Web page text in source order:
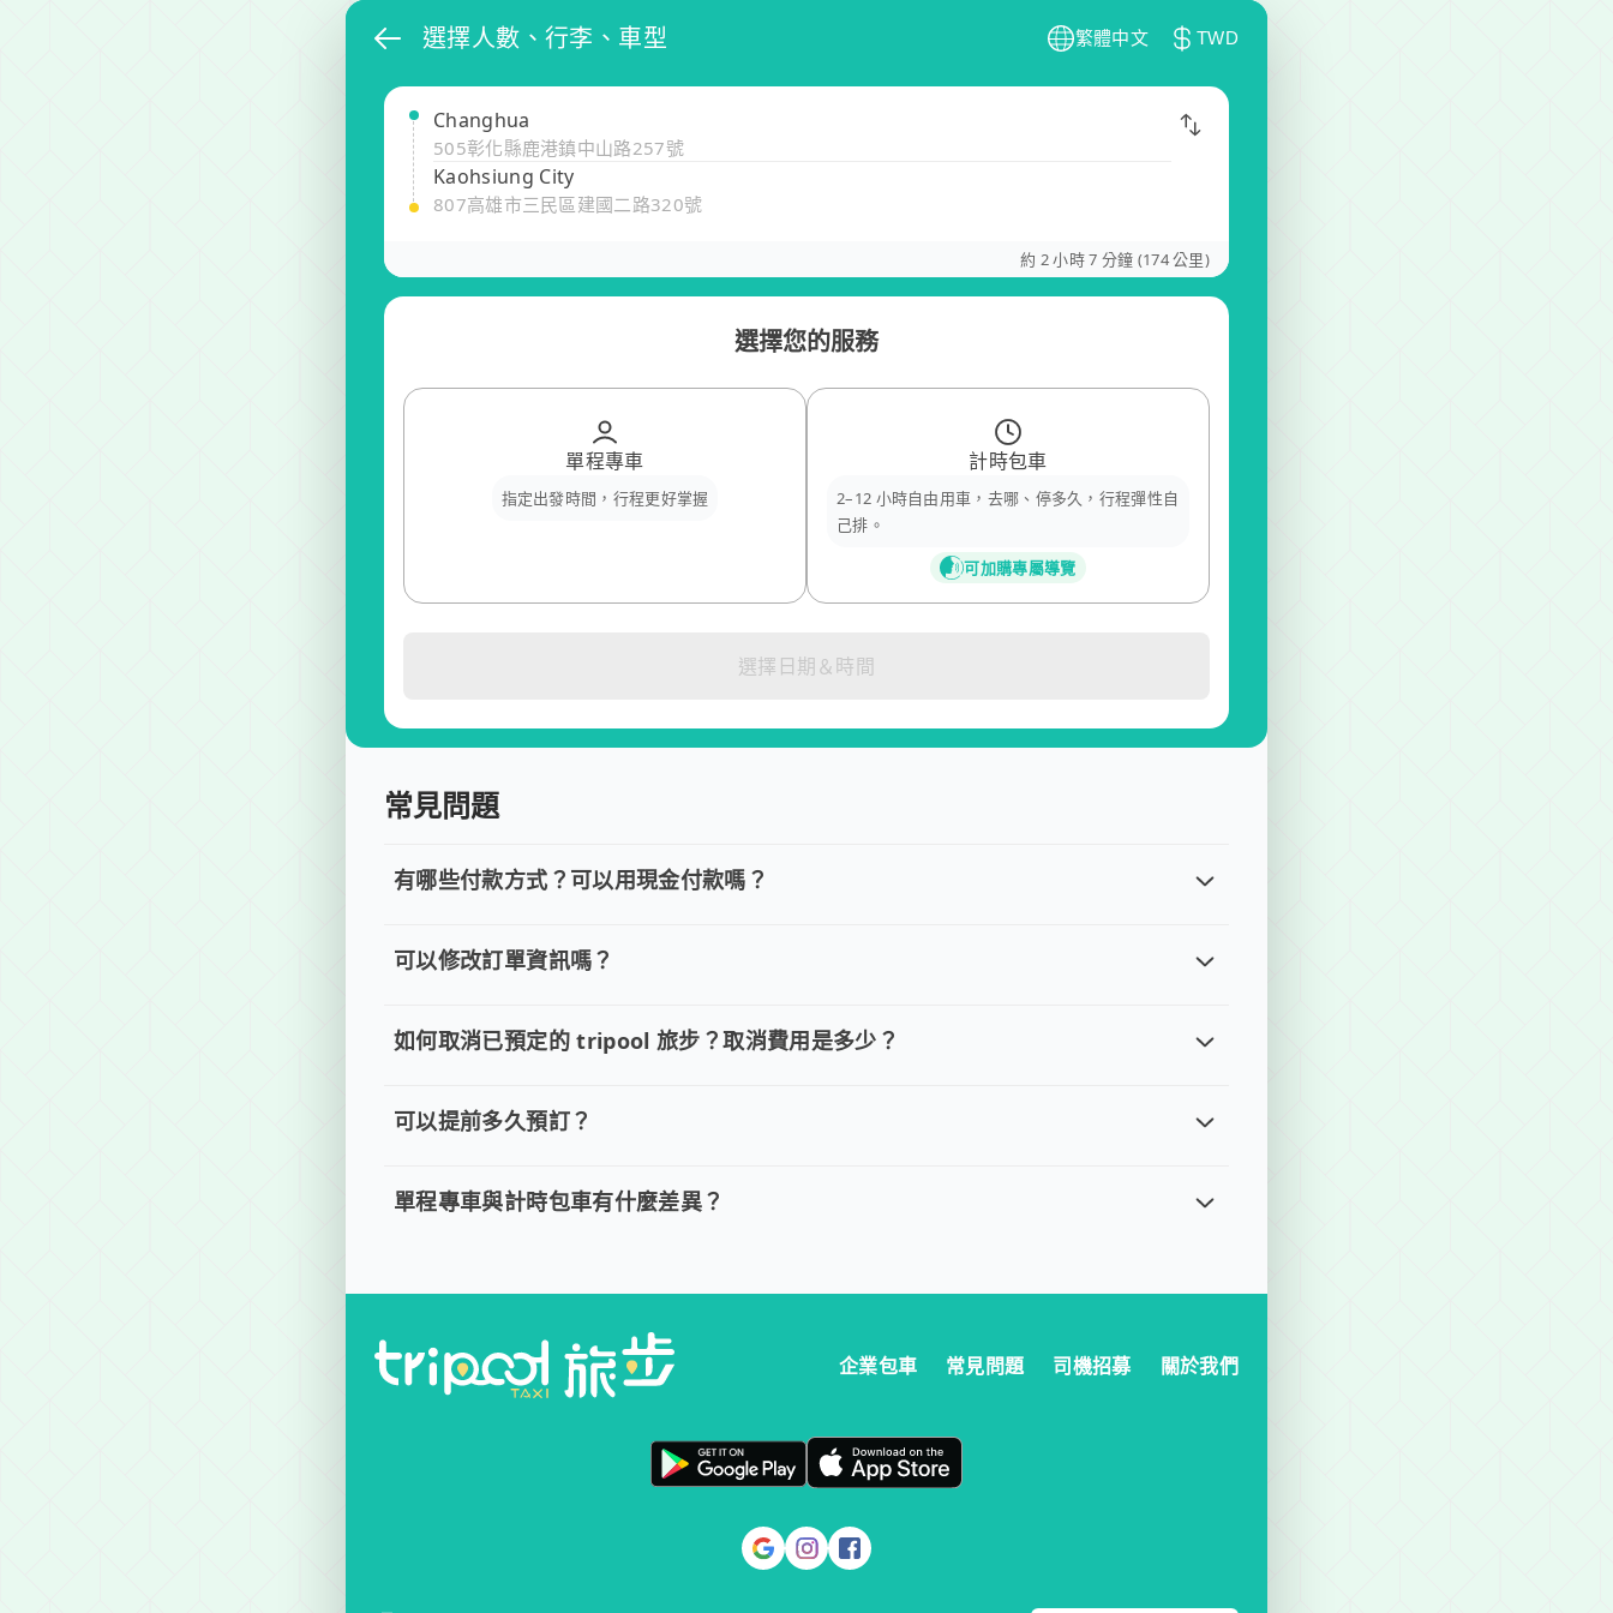
選擇人數、行李、車型 繁體中文 TWD
Changhua
505彰化縣鹿港鎮中山路257號
Kaohsiung City
807高雄市三民區建國二路320號
約 2 小時 7 分鐘 (174 公里)
選擇您的服務
單程專車
指定出發時間，行程更好掌握
計時包車
2–12 小時自由用車，去哪、停多久，行程彈性自
己排。
可加購專屬導覽
選擇日期＆時間
常見問題
有哪些付款方式？可以用現金付款嗎？
可以修改訂單資訊嗎？
如何取消已預定的 tripool 旅步？取消費用是多少？
可以提前多久預訂？
單程專車與計時包車有什麼差異？
企業包車 常見問題 司機招募 關於我們